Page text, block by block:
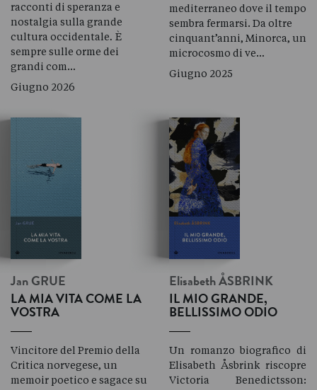
racconti di speranza e
nostalgia sulla grande
cultura occidentale. È
sempre sulle orme dei
grandi com…
Giugno 2026
mediterraneo dove il tempo
sembra fermarsi. Da oltre
cinquant’anni, Minorca, un
microcosmo di ve…
Giugno 2025
Jan GRUE
LA MIA VITA COME LA
VOSTRA
Vincitore del Premio della
Critica norvegese, un
memoir poetico e sagace su
Elisabeth ÅSBRINK
IL MIO GRANDE,
BELLISSIMO ODIO
Un romanzo biografico di
Elisabeth Åsbrink riscopre
Victoria Benedictsson: